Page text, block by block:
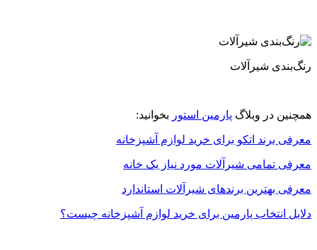
رنگ‌بندی شیرآلات
همچنین در وبلاگ پارمین استور بخوانید:
معرفی برند اتکو برای خرید لوازم آشپزخانه
معرفی تمامی شیرآلات مورد نیاز یک خانه
معرفی بهترین برندهای شیرآلات استاندارد
دلایل انتخاب پارمین برای خرید لوازم آشپزخانه چیست؟